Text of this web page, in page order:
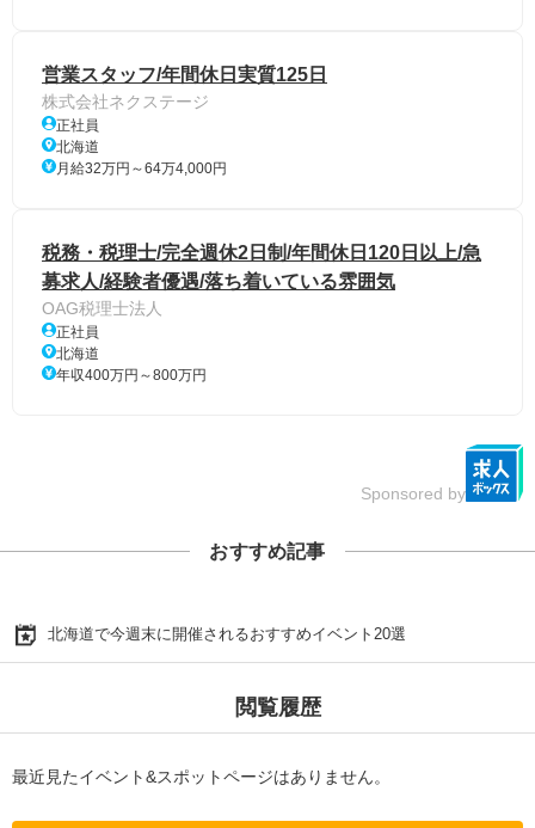
営業スタッフ/年間休日実質125日
株式会社ネクステージ
正社員
北海道
月給32万円～64万4,000円
税務・税理士/完全週休2日制/年間休日120日以上/急
募求人/経験者優遇/落ち着いている雰囲気
OAG税理士法人
正社員
北海道
年収400万円～800万円
Sponsored by
おすすめ記事
北海道で今週末に開催されるおすすめイベント20選
閲覧履歴
最近見たイベント&スポットページはありません。